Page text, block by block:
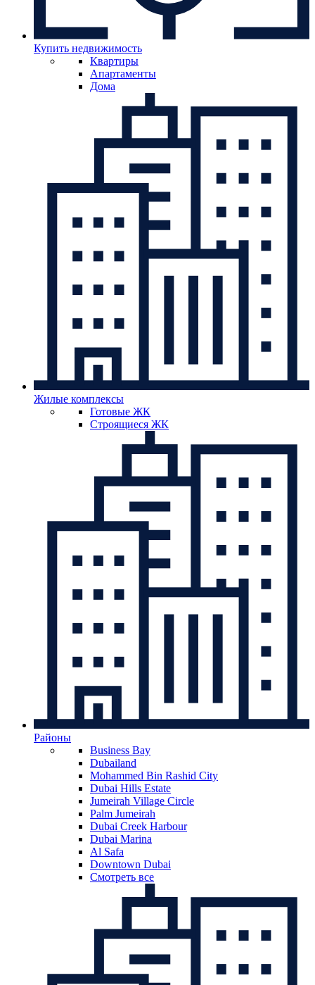
Купить недвижимость
Квартиры
Апартаменты
Дома
Жилые комплексы
Готовые ЖК
Строящиеся ЖК
Районы
Business Bay
Dubailand
Mohammed Bin Rashid City
Dubai Hills Estate
Jumeirah Village Circle
Palm Jumeirah
Dubai Creek Harbour
Dubai Marina
Al Safa
Downtown Dubai
Смотреть все